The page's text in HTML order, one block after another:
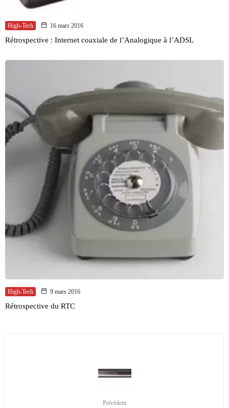
High-Tech 16 mars 2016
Rétrospective : Internet coaxiale de l’Analogique à l’ADSL
High-Tech 9 mars 2016
Rétrospective du RTC
Précédent